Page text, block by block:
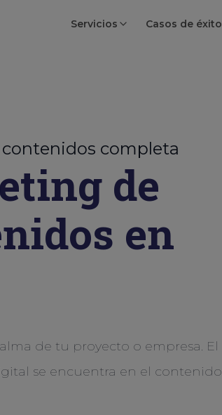
Servicios Casos de éxito
completa
de
en
de tu proyecto o empresa. El
se encuentra en el contenido